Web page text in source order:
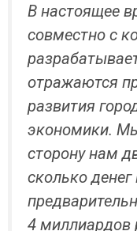
В настоящее
совместно с
отражаются
развития
экономики.
сторону нам
сколько
4 миллиардов